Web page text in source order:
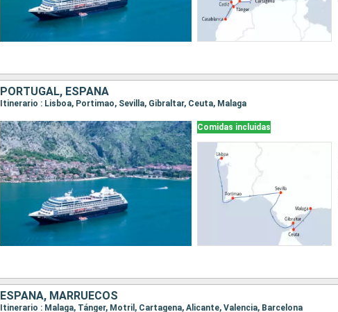
PORTUGAL, ESPAÑA
Itinerario : Lisboa, Portimao, Sevilla, Gibraltar, Ceuta, Malaga
Comidas incluidas
ESPAÑA, MARRUECOS
Itinerario : Malaga, Tánger, Motril, Cartagena, Alicante, Valencia, Barcelona